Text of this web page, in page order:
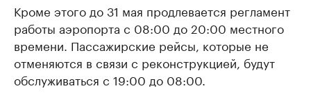
Кроме этого до 31 мая продлевается регламент
работы аэропорта с 08:00 до 20:00 местного
времени. Пассажирские рейсы, которые не
отменяются в связи с реконструкцией, будут
обслуживаться с 19:00 до 08:00.